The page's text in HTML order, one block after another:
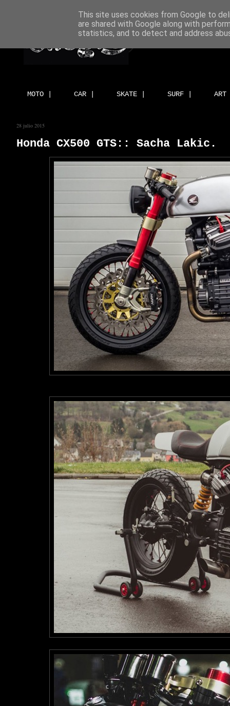
MOTO | CAR | SKATE | SURF |
28 julio 2015
Honda CX500 GTS:: Sacha Lakic.
This site uses cookies from Google to
are shared with Google along with
statistics, and to detect and address